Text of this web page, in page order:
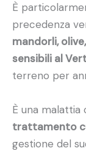
È
precedenza
mandorli,
sensibili al
terreno per
È una
trattamento
gestione del